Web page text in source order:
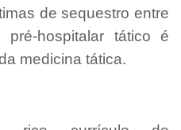
de sequestro entre
pré-hospitalar tático é
medicina tática.